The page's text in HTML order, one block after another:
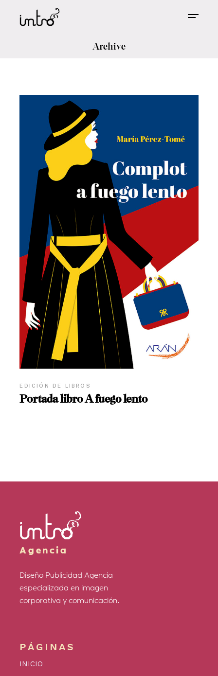
Archive
EDICIÓN DE LIBROS
Portada libro A fuego lento
Agencia
Diseño Publicidad Agencia
especializada en imagen
corporativa y comunicación.
PÁGINAS
INICIO